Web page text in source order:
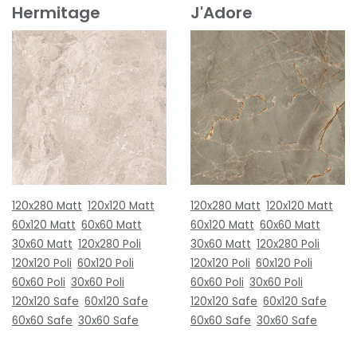
Hermitage
120x280 Matt 120x120 Matt
60x120 Matt 60x60 Matt
30x60 Matt 120x280 Poli
120x120 Poli 60x120 Poli
60x60 Poli 30x60 Poli
120x120 Safe 60x120 Safe
60x60 Safe 30x60 Safe
J'Adore
120x280 Matt 120x120 Matt
60x120 Matt 60x60 Matt
30x60 Matt 120x280 Poli
120x120 Poli 60x120 Poli
60x60 Poli 30x60 Poli
120x120 Safe 60x120 Safe
60x60 Safe 30x60 Safe